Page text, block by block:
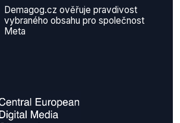
Demagog.cz ověřuje pravdivost
vybraného obsahu pro společnost
Meta